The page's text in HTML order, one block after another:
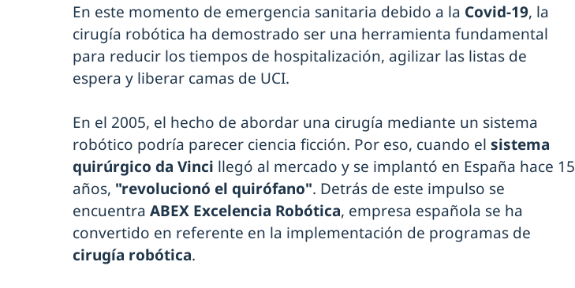
En este momento de emergencia sanitaria debido a la Covid-19, la
cirugía robótica ha demostrado ser una herramienta fundamental
para reducir los tiempos de hospitalización, agilizar las listas de
espera y liberar camas de UCI.
En el 2005, el hecho de abordar una cirugía mediante un sistema
robótico podría parecer ciencia ficción. Por eso, cuando el sistema
quirúrgico da Vinci llegó al mercado y se implantó en España hace 15
años, "revolucionó el quirófano". Detrás de este impulso se
encuentra ABEX Excelencia Robótica, empresa española se ha
convertido en referente en la implementación de programas de
cirugía robótica.